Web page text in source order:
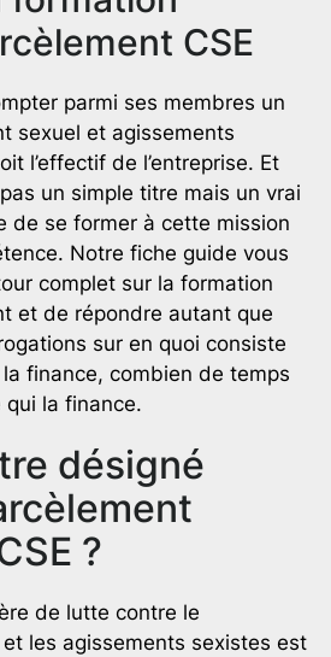
CSE
parmi ses membres un
sexuel et agissements
l’effectif de l’entreprise. Et
un simple titre mais un vrai
de se former à cette mission
Notre fiche guide vous
complet sur la formation
et de répondre autant que
sur en quoi consiste
finance, combien de temps
la finance.
désigné
?
de lutte contre le
les agissements sexistes est